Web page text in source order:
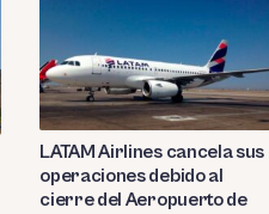
LATAM Airlines cancela sus
operaciones debido al
cierre del Aeropuerto de